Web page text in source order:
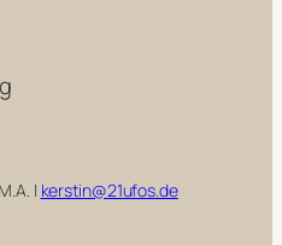
| kerstin@21ufos.de